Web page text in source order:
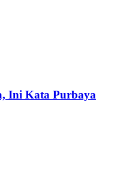
Ini Kata Purbaya